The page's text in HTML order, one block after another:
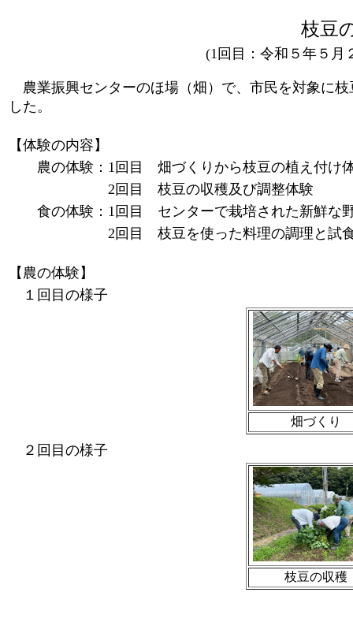
枝豆
(1回目： 令和５年５
農業振興センターのほ場（畑）で、市民を対象に
した。
【体験の内容】
農の体験：1回目 畑づくりから枝豆の植え付け
2回目 枝豆の収穫及び調整体験
食の体験：1回目 センターで栽培された新鮮な
2回目 枝豆を使った料理の調理と試
【農の体験】
１回目の様子
畑づくり
２回目の様子
枝豆の収穫